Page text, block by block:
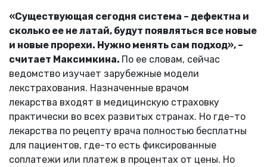
«Существующая сегодня система – дефектна и
сколько ее не латай, будут появляться все новые
и новые прорехи. Нужно менять сам подход», –
считает Максимкина. По ее словам, сейчас
ведомство изучает зарубежные модели
лекстрахования. Назначенные врачом
лекарства входят в медицинскую страховку
практически во всех развитых странах. Но где-то
лекарства по рецепту врача полностью бесплатны
для пациентов, где-то есть фиксированные
соплатежи или платеж в процентах от цены. Но